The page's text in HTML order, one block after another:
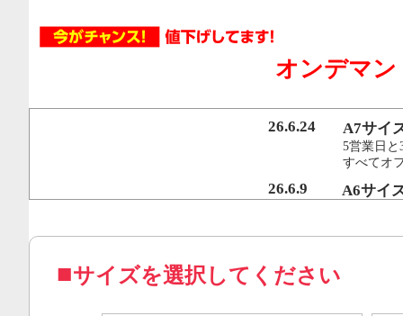
行うことで、従来のオンデマンド印刷機より
オフセット印刷に近い品質を実現いたしまし
コピー機やレーザープリンター等によくある色ムラや汚
オンデマン
26.6.24 A7サイ
5営業日と
すべてオ
26.6.9 A6サイ
サイズを選択してください